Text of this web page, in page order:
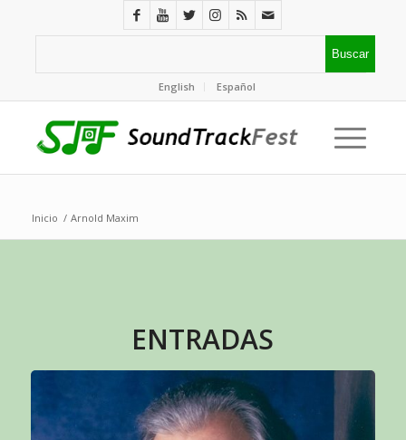
English Español
Inicio / Arnold Maxim
ENTRADAS